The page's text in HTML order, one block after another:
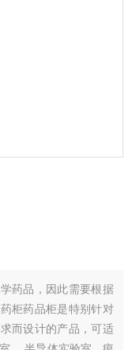
药品，因此需要根据
柜药品柜是特别针对
而设计的产品，可适